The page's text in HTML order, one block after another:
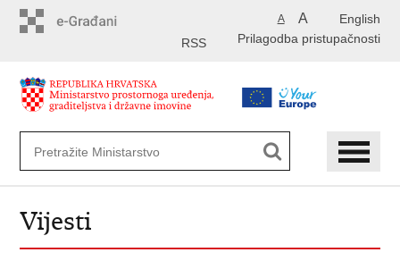
English
A A
Prilagodba pristupačnosti
RSS
Vijesti